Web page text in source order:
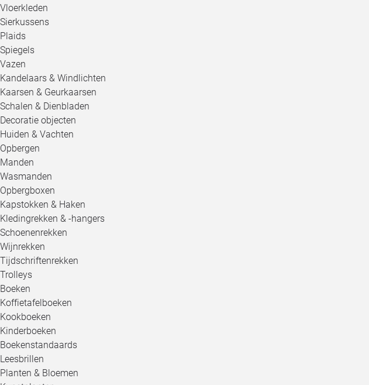
Vloerkleden
Sierkussens
Plaids
Spiegels
Vazen
Kandelaars & Windlichten
Kaarsen & Geurkaarsen
Schalen & Dienbladen
Decoratie objecten
Huiden & Vachten
Opbergen
Manden
Wasmanden
Opbergboxen
Kapstokken & Haken
Kledingrekken & -hangers
Schoenenrekken
Wijnrekken
Tijdschriftenrekken
Trolleys
Boeken
Koffietafelboeken
Kookboeken
Kinderboeken
Boekenstandaards
Leesbrillen
Planten & Bloemen